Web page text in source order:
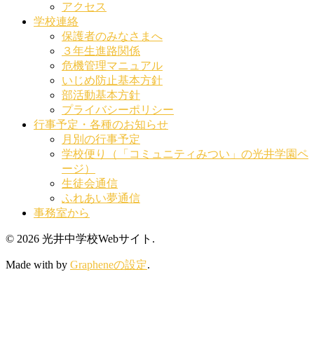
アクセス
学校連絡
保護者のみなさまへ
３年生進路関係
危機管理マニュアル
いじめ防止基本方針
部活動基本方針
プライバシーポリシー
行事予定・各種のお知らせ
月別の行事予定
学校便り（「コミュニティみつい」の光井学園ペ
ージ）
生徒会通信
ふれあい夢通信
事務室から
© 2026 光井中学校Webサイト.
Made with by Grapheneの設定.